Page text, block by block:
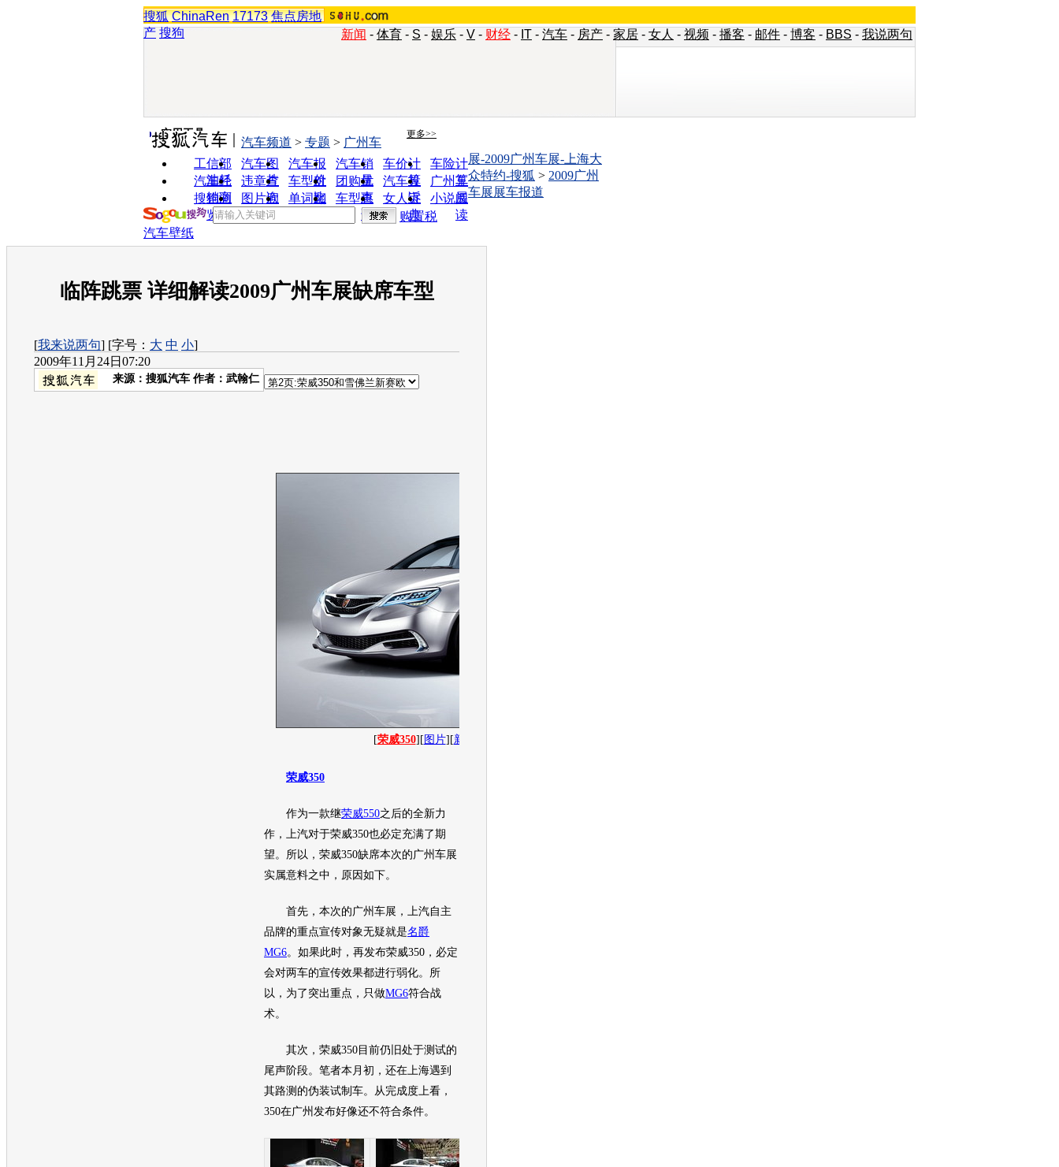
搜狐 ChinaRen 17173 焦点房地
产 搜狗 新闻 - 体育 - S - 娱乐 - V - 财经 - IT - 汽车 - 房产 - 家居 - 女人 - 视频 - 播客 - 邮件 - 博客 - BBS - 我说两句
实用工具 更多>>
工信部
油耗
汽车图
片
汽车报
价
汽车销
量
车价计
算
车险计
算
汽车经
销商
违章查
询
车型对
比
团购优
惠
汽车投
诉
广州车
展
搜狗浏
览器
图片欣
赏
单词翻
车型查
询
女人宝
典
小说阅
读
汽车频道 > 专题 > 广州车
展-2009广州车展-上海大
众特约-搜狐 > 2009广州
车展展车报道
购置税
汽车壁纸
临阵跳票 详细解读2009广州车展缺席车型
[我来说两句] [字号： 大 中 小]
2009年11月24日07:20
来源： 搜狐汽车 作者：武翰仁
[荣威350][ 图片][新闻
荣威350
作为一款继荣威550之后的全新力
作，上汽对于荣威350也必定充满了期
望。所以， 荣威350缺席本次的 广州车展
实属意料之中，原因如下。
首先，本次的 广州车展 ，上汽自主
品牌的重点宣传对象无疑就是名爵
MG6。如果此时，再发布荣威350 ，必定
会对两车的宣传效果都进行弱化。所
以，为了突出重点，只做MG6符合战
术。
其次， 荣威350 目前仍旧处于测试的
尾声阶段。笔者本月初，还在上海遇到
其路测的伪装试制车。从完成度上看，
350在广州发布好像还不符合条件。